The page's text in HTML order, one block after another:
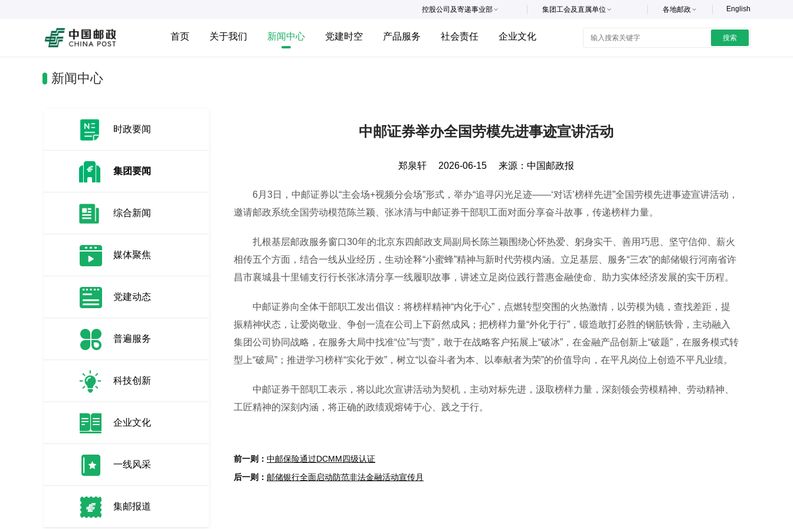
English
各地邮政
集团工会及直属单位
控股公司及寄递事业部
首页 关于我们 新闻中心 党建时空 产品服务 社会责任 企业文化 搜索
新闻中心
时政要闻
集团要闻
综合新闻
媒体聚焦
党建动态
普遍服务
科技创新
企业文化
一线风采
集邮报道
中邮证券举办全国劳模先进事迹宣讲活动
郑泉轩 2026-06-15 来源： 中国邮政报
6月3日，中邮证券以“主会场+视频分会场”形式，举办“追寻闪光足迹——‘对话’榜样先进”全国劳模先进事迹宣讲活动，
邀请邮政系统全国劳动模范陈兰颖、张冰清与中邮证券干部职工面对面分享奋斗故事，传递榜样力量。
扎根基层邮政服务窗口30年的北京东四邮政支局副局长陈兰颖围绕心怀热爱、躬身实干、善用巧思、坚守信仰、薪火
相传五个方面，结合一线从业经历，生动诠释“小蜜蜂”精神与新时代劳模内涵。立足基层、服务“三农”的邮储银行河南省许
昌市襄城县十里铺支行行长张冰清分享一线履职故事，讲述立足岗位践行普惠金融使命、助力实体经济发展的实干历程。
中邮证券向全体干部职工发出倡议：将榜样精神“内化于心”，点燃转型突围的火热激情，以劳模为镜，查找差距，提
振精神状态，让爱岗敬业、争创一流在公司上下蔚然成风；把榜样力量“外化于行”，锻造敢打必胜的钢筋铁骨，主动融入
集团公司协同战略，在服务大局中找准“位”与“责”，敢于在战略客户拓展上“破冰”，在金融产品创新上“破题”，在服务模式转
型上“破局”；推进学习榜样“实化于效”，树立“以奋斗者为本、以奉献者为荣”的价值导向，在平凡岗位上创造不平凡业绩。
中邮证券干部职工表示，将以此次宣讲活动为契机，主动对标先进，汲取榜样力量，深刻领会劳模精神、劳动精神、
工匠精神的深刻内涵，将正确的政绩观熔铸于心、践之于行。
中邮保险通过DCMM四级认证
邮储银行全面启动防范非法金融活动宣传月